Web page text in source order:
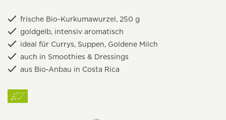
frische Bio-Kurkumawurzel, 250 g
goldgelb, intensiv aromatisch
ideal für Currys, Suppen, Goldene Milch
auch in Smoothies & Dressings
aus Bio-Anbau in Costa Rica